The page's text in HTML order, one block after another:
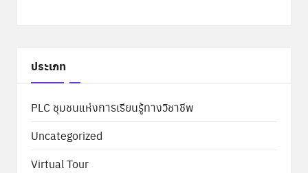
ประเภท
PLC ชุมชนแห่งการเรียนรู้ทางวิชาชีพ
Uncategorized
Virtual Tour